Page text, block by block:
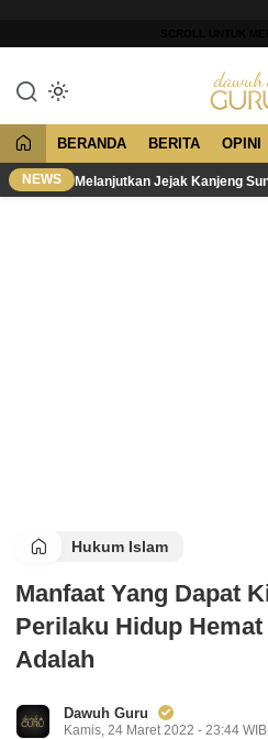
konten
Dawuh
Merawat Tradisi,
BERANDA BERITA OPINI
NEWS Melanjutkan Jejak Kanjeng
Hukum Islam
Manfaat Yang Dapat
Perilaku Hidup
Adalah
Dawuh Guru
Kamis, 24 Maret 2022 - 23:44 WIB